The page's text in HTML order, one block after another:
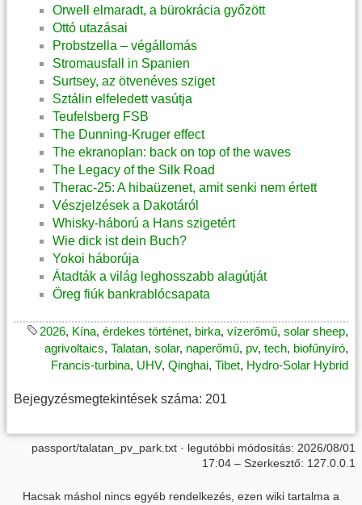
Orwell elmaradt, a bürokrácia győzött
Ottó utazásai
Probstzella – végállomás
Stromausfall in Spanien
Surtsey, az ötvenéves sziget
Sztálin elfeledett vasútja
Teufelsberg FSB
The Dunning-Kruger effect
The ekranoplan: back on top of the waves
The Legacy of the Silk Road
Therac-25: A hibaüzenet, amit senki nem értett
Vészjelzések a Dakotáról
Whisky-háború a Hans szigetért
Wie dick ist dein Buch?
Yokoi háborúja
Átadták a világ leghosszabb alagútját
Öreg fiúk bankrablócsapata
2026, Kína, érdekes történet, birka, vízerőmű, solar sheep,
agrivoltaics, Talatan, solar, naperőmű, pv, tech, biofűnyíró,
Francis-turbina, UHV, Qinghai, Tibet, Hydro-Solar Hybrid
Bejegyzésmegtekintések száma: 201
passport/talatan_pv_park.txt · legutóbbi módosítás: 2026/08/01
17:04 – Szerkesztő: 127.0.0.1
Hacsak máshol nincs egyéb rendelkezés, ezen wiki tartalma a